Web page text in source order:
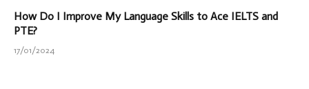
How Do I Improve My Language Skills to Ace IELTS and
PTE?
17/01/2024